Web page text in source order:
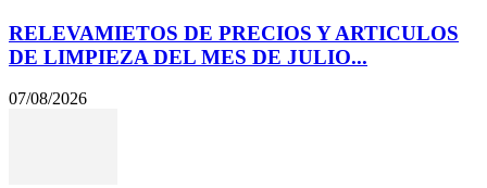
RELEVAMIETOS DE PRECIOS Y ARTICULOS
DE LIMPIEZA DEL MES DE JULIO...
07/08/2026